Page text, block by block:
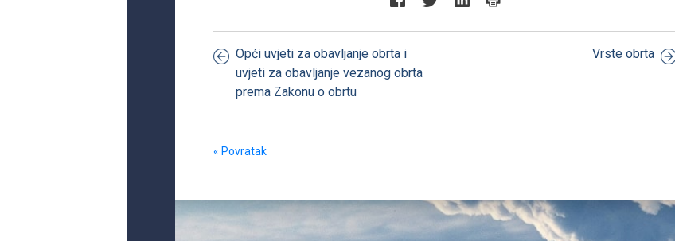
Opći uvjeti za obavljanje obrta i
uvjeti za obavljanje vezanog obrta
prema Zakonu o obrtu
Vrste obrta
« Povratak